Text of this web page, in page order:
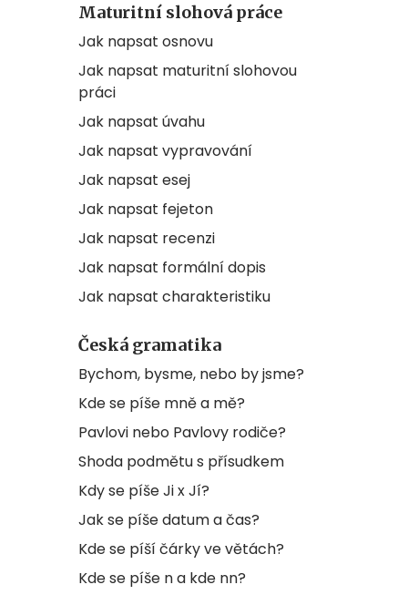
Maturitní slohová práce
Jak napsat osnovu
Jak napsat maturitní slohovou
práci
Jak napsat úvahu
Jak napsat vypravování
Jak napsat esej
Jak napsat fejeton
Jak napsat recenzi
Jak napsat formální dopis
Jak napsat charakteristiku
Česká gramatika
Bychom, bysme, nebo by jsme?
Kde se píše mně a mě?
Pavlovi nebo Pavlovy rodiče?
Shoda podmětu s přísudkem
Kdy se píše Ji x Jí?
Jak se píše datum a čas?
Kde se píší čárky ve větách?
Kde se píše n a kde nn?